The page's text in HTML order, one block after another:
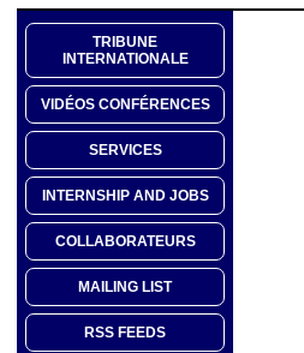
TRIBUNE
INTERNATIONALE
VIDÉOS CONFÉRENCES
SERVICES
INTERNSHIP AND JOBS
COLLABORATEURS
MAILING LIST
RSS FEEDS